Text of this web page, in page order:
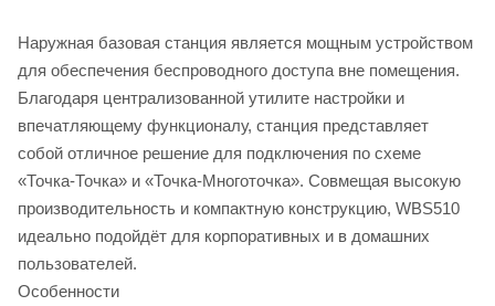
Наружная базовая станция является мощным устройством
для обеспечения беспроводного доступа вне помещения.
Благодаря централизованной утилите настройки и
впечатляющему функционалу, станция представляет
собой отличное решение для подключения по схеме
«Точка-Точка» и «Точка-Многоточка». Совмещая высокую
производительность и компактную конструкцию, WBS510
идеально подойдёт для корпоративных и в домашних
пользователей.
Особенности